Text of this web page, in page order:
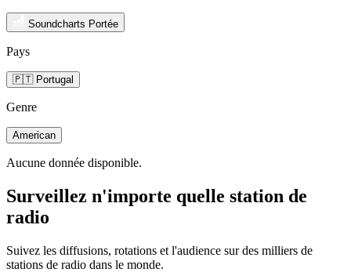
Soundcharts Portée
Pays
🇵🇹 Portugal
Genre
American
Aucune donnée disponible.
Surveillez n'importe quelle station de
radio
Suivez les diffusions, rotations et l'audience sur des milliers de
stations de radio dans le monde.